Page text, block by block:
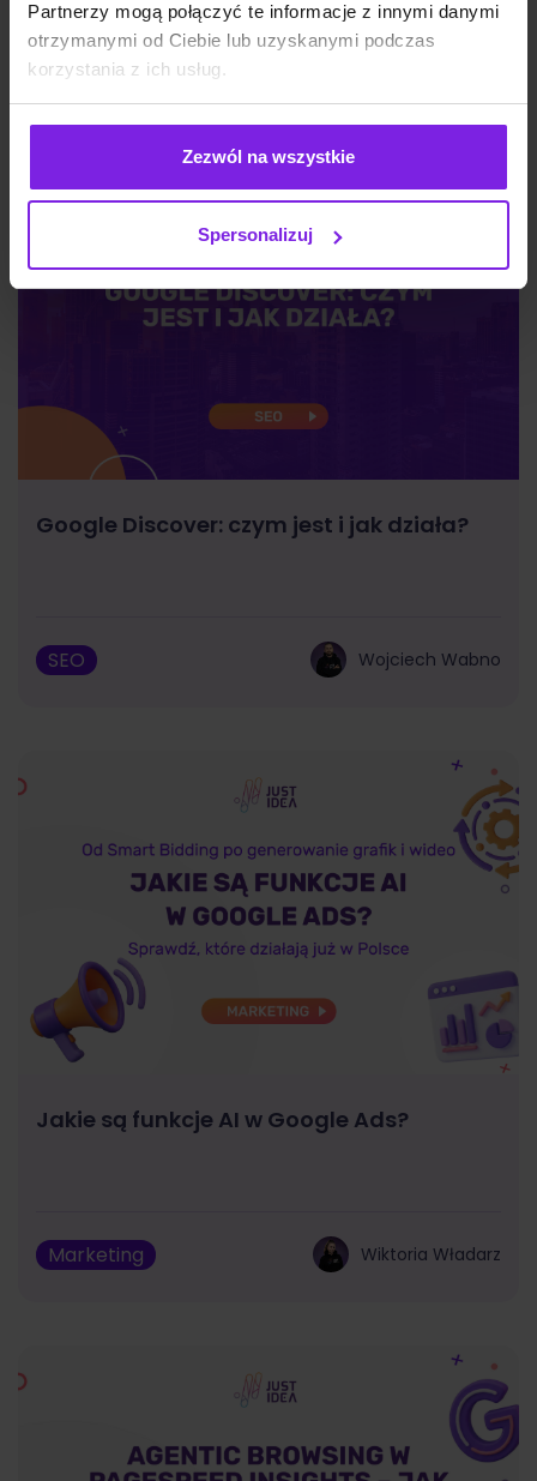
Partnerzy mogą połączyć te informacje z innymi danymi
otrzymanymi od Ciebie lub uzyskanymi podczas
korzystania z ich usług.
Zezwól na wszystkie
Spersonalizuj
Marketing
Google Discover: czym jest i jak działa?
SEO Wojciech Wabno
Jakie są funkcje AI w Google Ads?
Marketing Wiktoria Władarz